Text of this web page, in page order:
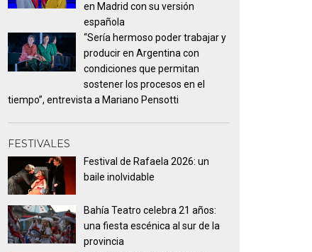
en Madrid con su versión
española
“Sería hermoso poder trabajar y
producir en Argentina con
condiciones que permitan
sostener los procesos en el
tiempo”, entrevista a Mariano Pensotti
FESTIVALES
Festival de Rafaela 2026: un
baile inolvidable
Bahía Teatro celebra 21 años:
una fiesta escénica al sur de la
provincia